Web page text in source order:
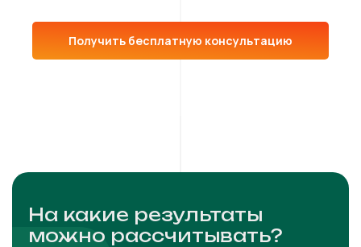
Получить бесплатную консультацию
На какие результаты
можно рассчитывать?